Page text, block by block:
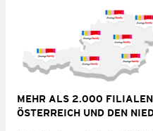
MEHR ALS 2.000 FILIALEN
ÖSTERREICH UND DEN